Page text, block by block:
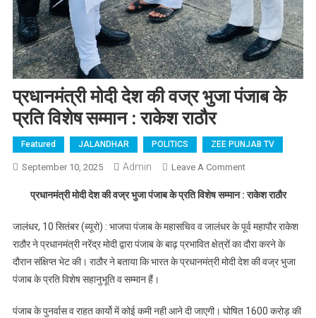
प्रधानमंत्री मोदी देश की वज्र भुजा पंजाब के
प्रति विशेष सम्मान : राकेश राठौर
Featured JALANDHAR POLITICS ZEE PUNJAB TV
September 10, 2025 Admin Leave A CommentOn प्रधानमंत्री
भुजा पंजाब के
: राकेश राठौर
प्रधानमंत्री मोदी देश की वज्र भुजा पंजाब के प्रति विशेष सम्मान : राकेश राठौर
जालंधर, 10 सितंबर (ब्यूरो) : भाजपा पंजाब के महासचिव व जालंधर के पूर्व महापौर राकेश
राठौर ने प्रधानमंत्री नरेंद्र मोदी द्वारा पंजाब के बाढ़ प्रभावित क्षेत्रों का दौरा करने के
दौरान संक्षिप्त भेट की। राठौर ने बताया कि भारत के प्रधानमंत्री मोदी देश की वज्र भुजा
पंजाब के प्रति विशेष सहानुभूति व सम्मान हैं।
पंजाब के पुनर्वास व राहत कार्यो में कोई कमी नही आने दी जाएगी। घोषित 1600 करोड़ की